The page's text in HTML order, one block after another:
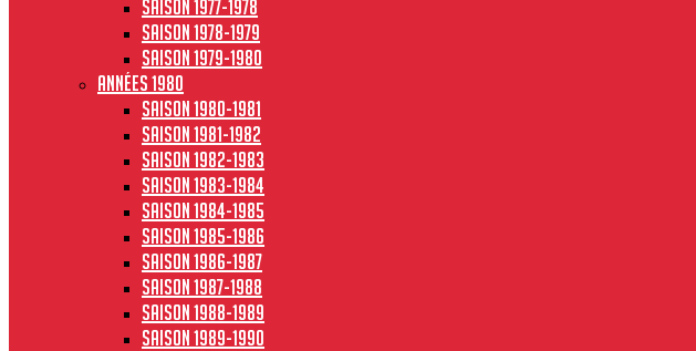
Saison 1977-1978
Saison 1978-1979
Saison 1979-1980
Années 1980
Saison 1980-1981
Saison 1981-1982
Saison 1982-1983
Saison 1983-1984
Saison 1984-1985
Saison 1985-1986
Saison 1986-1987
Saison 1987-1988
Saison 1988-1989
Saison 1989-1990